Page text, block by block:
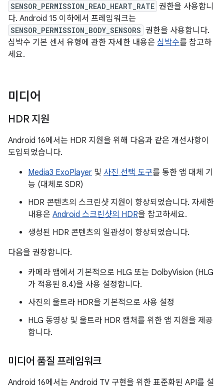
SENSOR_PERMISSION_READ_HEART_RATE 권한을 사용합니
다. Android 15 이하에서 프레임워크는
SENSOR_PERMISSION_BODY_SENSORS 권한을 사용합니다.
심박수 기본 센서 유형에 관한 자세한 내용은 심박수를 참고하
세요.
미디어
HDR 지원
Android 16에서는 HDR 지원을 위해 다음과 같은 개선사항이
도입되었습니다.
Media3 ExoPlayer 및 사진 선택 도구를 통한 앱 대체 기
능 (대체로 SDR)
HDR 콘텐츠의 스크린샷 지원이 향상되었습니다. 자세한
내용은 Android 스크린샷의 HDR을 참고하세요.
생성된 HDR 콘텐츠의 일관성이 향상되었습니다.
다음을 권장합니다.
카메라 앱에서 기본적으로 HLG 또는 DolbyVision (HLG
가 적용된 8.4)을 사용 설정합니다.
사진의 울트라 HDR을 기본적으로 사용 설정
HLG 동영상 및 울트라 HDR 캡처를 위한 앱 지원을 제공
합니다.
미디어 품질 프레임워크
Android 16에서는 Android TV 구현을 위한 표준화된 API를 설